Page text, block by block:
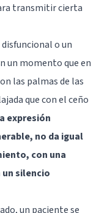
transmitir cierta
o un
un momento que en
las palmas de las
que con el ceño
expresión
no da igual
con una
silencio
un paciente se